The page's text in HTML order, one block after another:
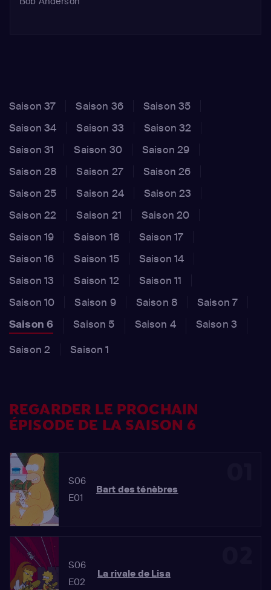
Saison 37 Saison 36
Saison 35
Saison 34
Saison 33
Saison 32
Saison 31
Saison 30
Saison 29
Saison 28
Saison 27
Saison 26
Saison 25
Saison 24
Saison 23
Saison 22
Saison 21
Saison 20
Saison 19
Saison 18
Saison 17
Saison 16
Saison 15
Saison 14
Saison 13
Saison 12
Saison 11
Saison 10
Saison 9 Saison 8
Saison 7
Saison 6
Saison 5 Saison 4
Saison 3
Saison 2
Saison 1
REGARDER LE PROCHAIN
ÉPISODE DE LA SAISON 6
S06
E01
Bart des ténèbres
S06
E02
La rivale de Lisa